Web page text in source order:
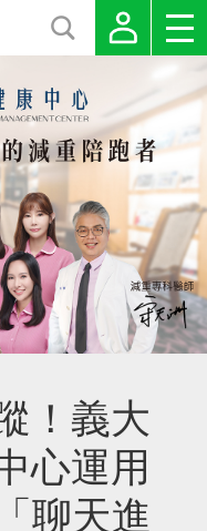
！義大
心運用
聊天進